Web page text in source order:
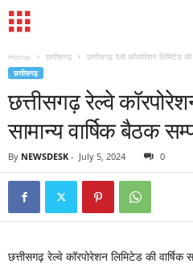
Home छत्तीसगढ़ छत्तीसगढ़ रेल्वे कॉरपोरेशन लिमिटेड
छत्तीसगढ़
छत्तीसगढ़ रेल्वे
सामान्य वार्षिक बैठक
By NEWSDESK - July 5, 2024 0
छत्तीसगढ़ रेल्वे कॉरपोरेशन लिमिटेड की